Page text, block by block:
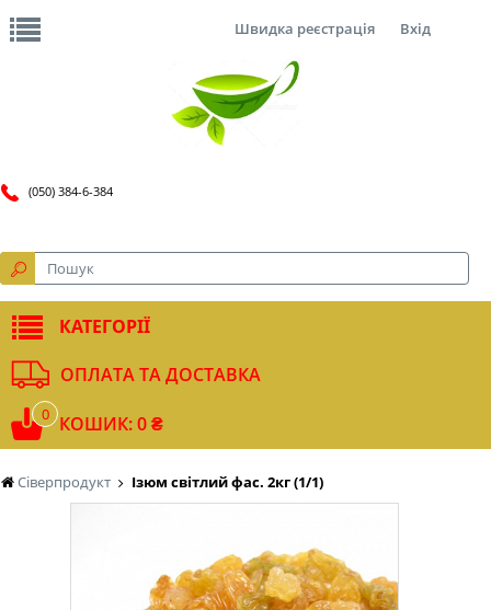
Сіверпродукт Ізюм світлий фас. 2кг (1/1)
Швидка реєстрація Вхід
(050) 384-6-384
КАТЕГОРІЇ
ОПЛАТА ТА ДОСТАВКА
0 КОШИК: 0 ₴